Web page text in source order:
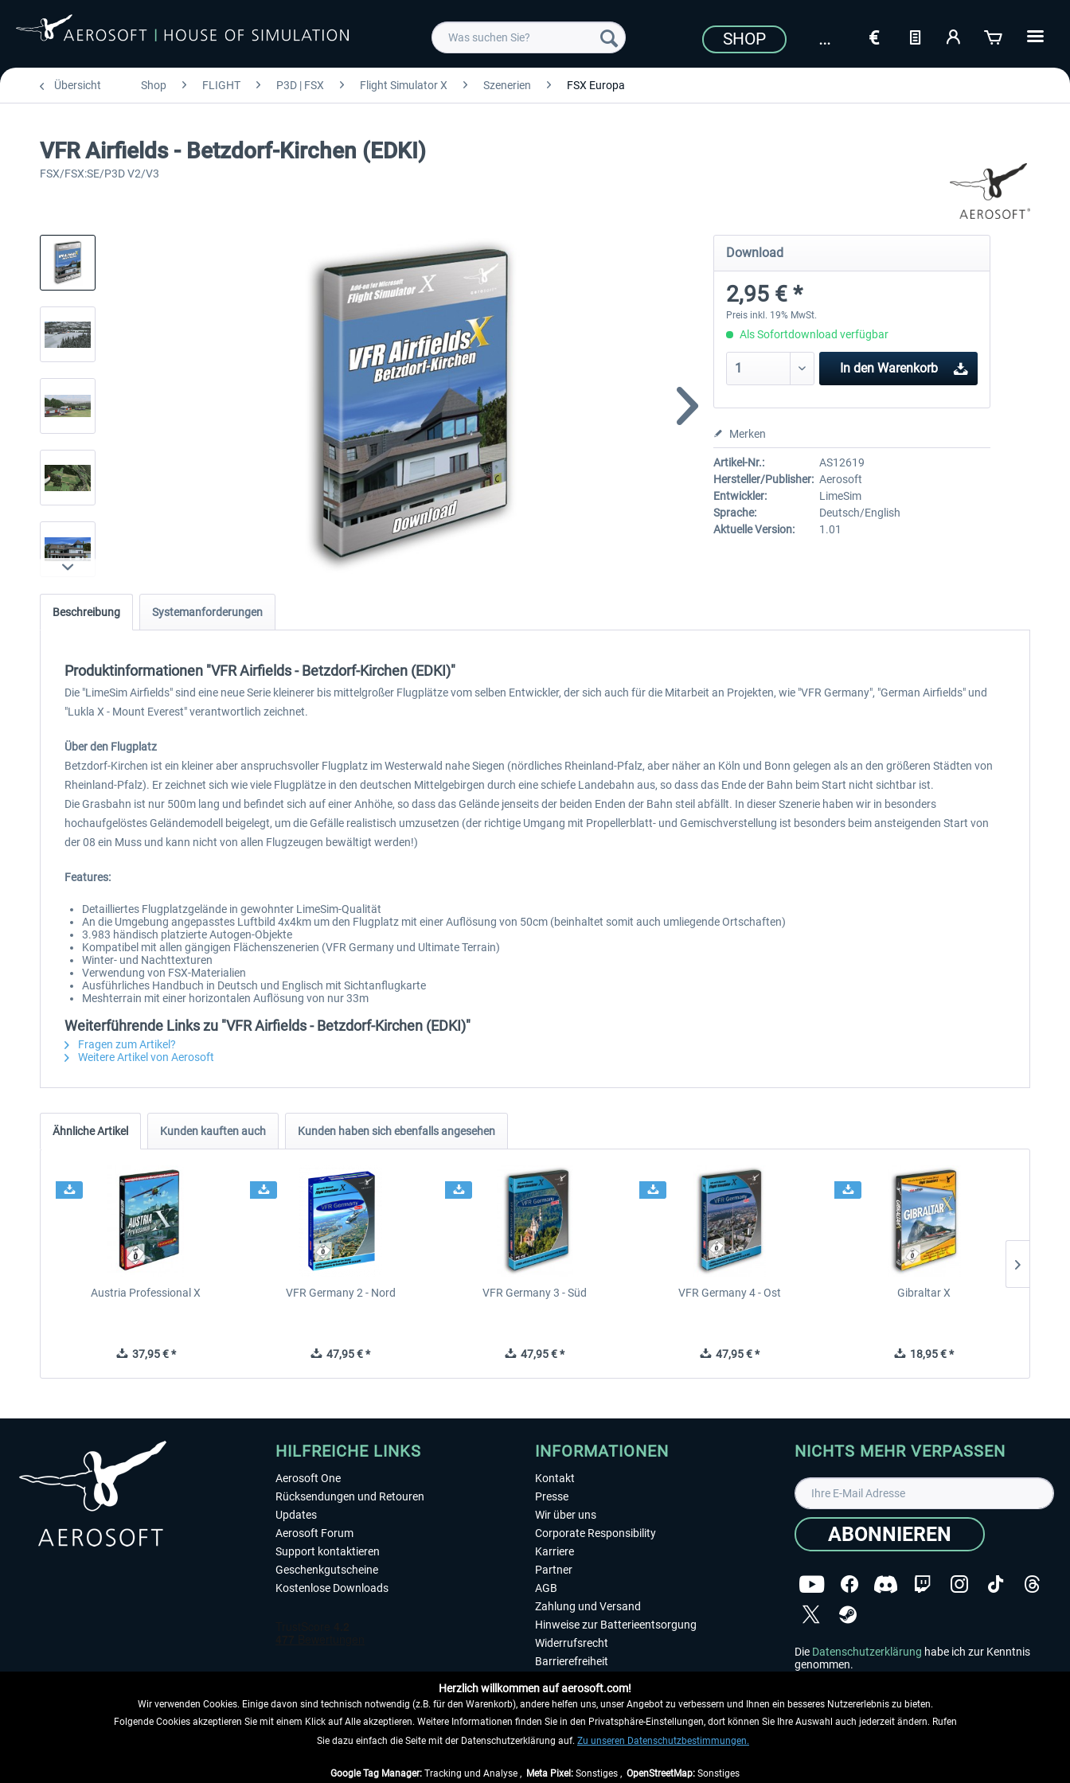
SHOP
Übersicht Shop FLIGHT P3D | FSX Flight Simulator X Szenerien FSX Europa
VFR Airfields - Betzdorf-Kirchen (EDKI)
FSX/FSX:SE/P3D V2/V3
Download
2,95 € *
Preis inkl. 19% MwSt.
Als Sofortdownload verfügbar
In den Warenkorb
Merken
Artikel-Nr.:
AS12619
Hersteller/Publisher: Aerosoft
Entwickler:
LimeSim
Sprache:
Deutsch/English
Aktuelle Version:
1.01
Beschreibung Systemanforderungen
Produktinformationen "VFR Airfields - Betzdorf-Kirchen (EDKI)"
Die "LimeSim Airfields" sind eine neue Serie kleinerer bis mittelgroßer Flugplätze vom selben Entwickler, der sich auch für die Mitarbeit an Projekten, wie "VFR Germany", "German Airfields" und
"Lukla X - Mount Everest" verantwortlich zeichnet.
Über den Flugplatz
Betzdorf-Kirchen ist ein kleiner aber anspruchsvoller Flugplatz im Westerwald nahe Siegen (nördliches Rheinland-Pfalz, aber näher an Köln und Bonn gelegen als an den größeren Städten von
Rheinland-Pfalz). Er zeichnet sich wie viele Flugplätze in den deutschen Mittelgebirgen durch eine schiefe Landebahn aus, so dass das Ende der Bahn beim Start nicht sichtbar ist.
Die Grasbahn ist nur 500m lang und befindet sich auf einer Anhöhe, so dass das Gelände jenseits der beiden Enden der Bahn steil abfällt. In dieser Szenerie haben wir in besonders
hochaufgelöstes Geländemodell beigelegt, um die Gefälle realistisch umzusetzen (der richtige Umgang mit Propellerblatt- und Gemischverstellung ist besonders beim ansteigenden Start von
der 08 ein Muss und kann nicht von allen Flugzeugen bewältigt werden!)
Features:
Detailliertes Flugplatzgelände in gewohnter LimeSim-Qualität
An die Umgebung angepasstes Luftbild 4x4km um den Flugplatz mit einer Auflösung von 50cm (beinhaltet somit auch umliegende Ortschaften)
3.983 händisch platzierte Autogen-Objekte
Kompatibel mit allen gängigen Flächenszenerien (VFR Germany und Ultimate Terrain)
Winter- und Nachttexturen
Verwendung von FSX-Materialien
Ausführliches Handbuch in Deutsch und Englisch mit Sichtanflugkarte
Meshterrain mit einer horizontalen Auflösung von nur 33m
Weiterführende Links zu "VFR Airfields - Betzdorf-Kirchen (EDKI)"
Fragen zum Artikel?
Weitere Artikel von Aerosoft
Ähnliche Artikel Kunden kauften auch Kunden haben sich ebenfalls angesehen
Austria Professional X
37,95 € *
VFR Germany 2 - Nord
47,95 € *
VFR Germany 3 - Süd
47,95 € *
VFR Germany 4 - Ost
47,95 € *
Gibraltar X
18,95 € *
HILFREICHE LINKS
Aerosoft One
Rücksendungen und Retouren
Updates
Aerosoft Forum
Support kontaktieren
Geschenkgutscheine
Kostenlose Downloads
VERTRAG WIDERRUFEN
INFORMATIONEN
Kontakt
Presse
Wir über uns
Corporate Responsibility
Karriere
Partner
AGB
Zahlung und Versand
Hinweise zur Batterieentsorgung
Widerrufsrecht
Barrierefreiheit
Impressum
NICHTS MEHR VERPASSEN
ABONNIEREN
Die Datenschutzerklärung habe ich zur Kenntnis
genommen.
Herzlich willkommen auf aerosoft.com!
Wir verwenden Cookies. Einige davon sind technisch notwendig (z.B. für den Warenkorb), andere helfen uns, unser Angebot zu verbessern und Ihnen ein besseres Nutzererlebnis zu bieten.
Folgende Cookies akzeptieren Sie mit einem Klick auf Alle akzeptieren. Weitere Informationen finden Sie in den Privatsphäre-Einstellungen, dort können Sie Ihre Auswahl auch jederzeit ändern. Rufen
Sie dazu einfach die Seite mit der Datenschutzerklärung auf. Zu unseren Datenschutzbestimmungen.
Google Tag Manager: Tracking und Analyse , Meta Pixel: Sonstiges , OpenStreetMap: Sonstiges